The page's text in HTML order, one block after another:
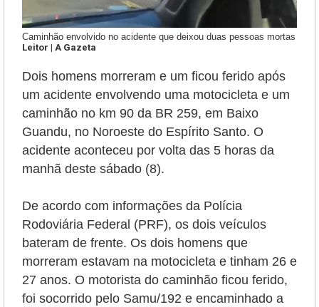
Caminhão envolvido no acidente que deixou duas pessoas mortas
Leitor | A Gazeta
Dois homens morreram e um ficou ferido após
um acidente envolvendo uma motocicleta e um
caminhão no km 90 da BR 259, em Baixo
Guandu, no Noroeste do Espírito Santo. O
acidente aconteceu por volta das 5 horas da
manhã deste sábado (8).
De acordo com informações da Polícia
Rodoviária Federal (PRF), os dois veículos
bateram de frente. Os dois homens que
morreram estavam na motocicleta e tinham 26 e
27 anos. O motorista do caminhão ficou ferido,
foi socorrido pelo Samu/192 e encaminhado a